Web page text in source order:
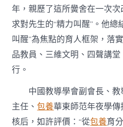
年，親歷了這所黌舍在一次
求對先生的“精力叫醒”。他總
叫醒”為焦點的育人框架，
品教員、三維文明、四聲講
行。
中國教導學會副會長、
主任、包養華東師范年夜學
核后，如許評價：“從包養育